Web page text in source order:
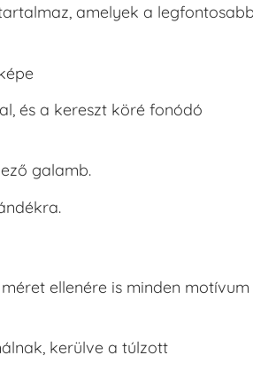
amelyek a legfontosabb
és a kereszt köré fonódó
galamb.
ellenére is minden motívum
kerülve a túlzott